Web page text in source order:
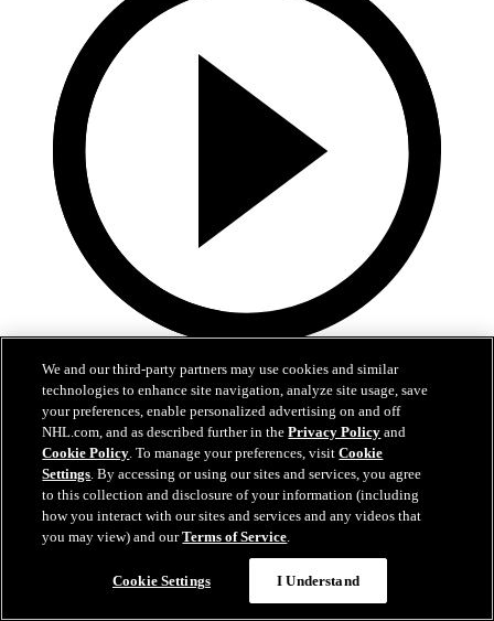
Aho, Andersen går i bräschen för Hurricanes i första
rundan
Hurricanes sveper Senators och blir första lag att avancera till andra
rundan
26 apr 2026
We and our third-party partners may use cookies and similar
technologies to enhance site navigation, analyze site usage, save
your preferences, enable personalized advertising on and off
NHL.com, and as described further in thePrivacy Policy and
Cookie Policy. To manage your preferences, visitCookie
Settings. By accessing or using our sites and services, you agree
to this collection and disclosure of your information (including
how you interact with our sites and services and any videos that
you may view) and ourTerms of Service.
Cookie Settings I Understand